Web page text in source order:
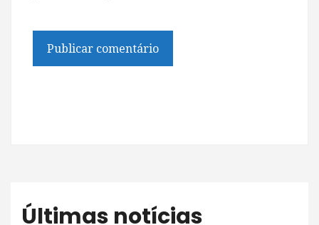
Últimas notícias